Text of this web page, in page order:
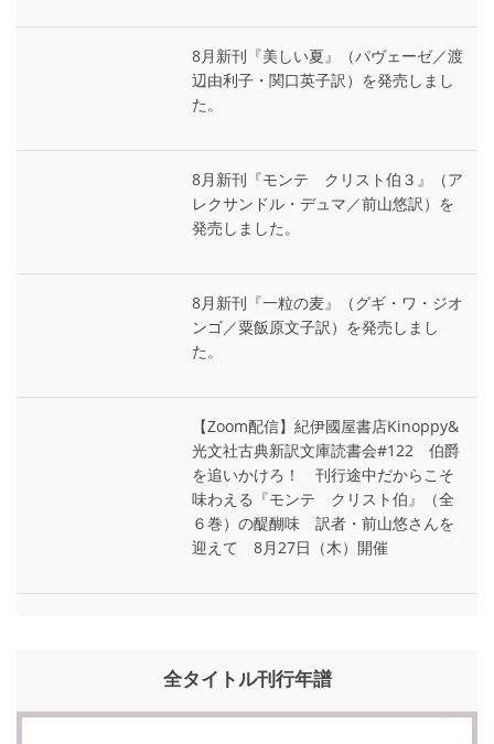
8月新刊『美しい夏』（パヴェーゼ／渡
辺由利子・関口英子訳）を発売しまし
た。
8月新刊『モンテ゠クリスト伯３』（ア
レクサンドル・デュマ／前山悠訳）を
発売しました。
8月新刊『一粒の麦』（グギ・ワ・ジオ
ンゴ／粟飯原文子訳）を発売しまし
た。
【Zoom配信】紀伊國屋書店Kinoppy&
光文社古典新訳文庫読書会#122 伯爵
を追いかけろ！ 刊行途中だからこそ
味わえる『モンテ゠クリスト伯』（全
６巻）の醍醐味 訳者・前山悠さんを
迎えて 8月27日（木）開催
全タイトル刊行年譜